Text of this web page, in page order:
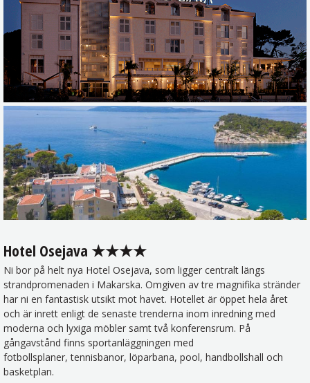
Hotel Osejava ★★★★
Ni bor på helt nya Hotel Osejava, som ligger centralt längs
strandpromenaden i Makarska. Omgiven av tre magnifika stränder
har ni en fantastisk utsikt mot havet. Hotellet är öppet hela året
och är inrett enligt de senaste trenderna inom inredning med
moderna och lyxiga möbler samt två konferensrum. På
gångavstånd finns sportanläggningen med
fotbollsplaner, tennisbanor, löparbana, pool, handbollshall och
basketplan.